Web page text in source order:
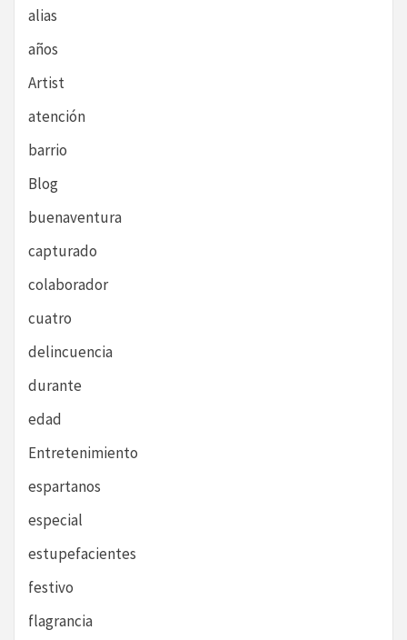
alias
años
Artist
atención
barrio
Blog
buenaventura
capturado
colaborador
cuatro
delincuencia
durante
edad
Entretenimiento
espartanos
especial
estupefacientes
festivo
flagrancia